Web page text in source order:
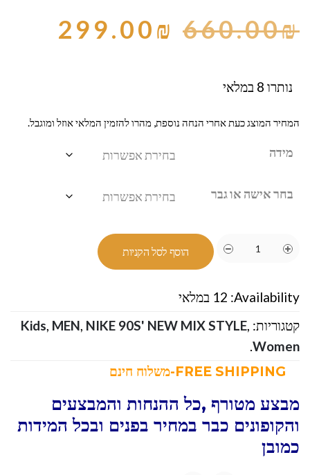
660.00₪
299.00₪
נותרו 8 במלאי
המחיר המוצג כעת אחרי הנחה נוספת, מהרו להזמין המלאי אוזל ומוגבל.
מידה
בחר אישה או גבר
הוסף לסל הקניות
Availability: 12 במלאי
קטגוריות:
Kids, MEN, NIKE 90S' NEW MIX STYLE,
Women
.
מבצע מטורף ,כל ההנחות והמבצעים
והקופונים כבר במחיר בפנים ובכל המידות
כמובן